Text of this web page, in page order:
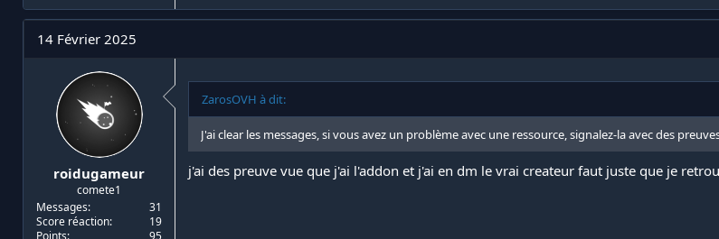
14 Février 2025
roidugameur
comete1
Messages
31
Score réaction
19
ZarosOVH à dit:
J'ai clear les messages, si vous avez un problème avec une ressource, signalez-la avec des
j'ai des preuve vue que j'ai l'addon et j'ai en dm le vrai createur faut juste que je